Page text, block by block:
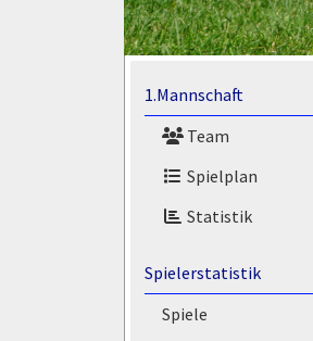
1.Mannschaft
Team
Spielplan
Statistik
Spielerstatistik
Spiele